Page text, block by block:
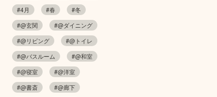
#4月
#春
#冬
#@玄関
#@ダイニング
#@リビング
#@トイレ
#@バスルーム
#@和室
#@寝室
#@洋室
#@書斎
#@廊下